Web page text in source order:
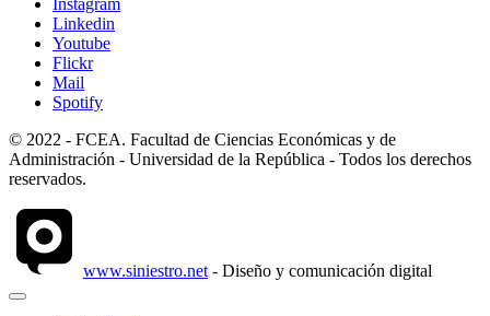
Linkedin
Youtube
Flickr
Mail
Spotify
© 2022 - FCEA. Facultad de Ciencias Económicas y de
Administración - Universidad de la República - Todos los derechos
reservados.
www.siniestro.net - Diseño y comunicación digital